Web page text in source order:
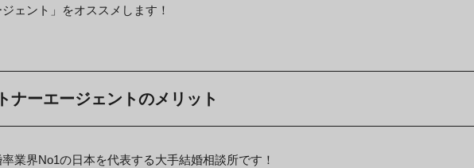
ェント」をオススメします！
ナーエージェントのメリット
業界No1の日本を代表する大手結婚相談所です！